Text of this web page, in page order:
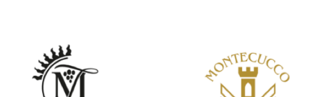
abbracciando invece i principi del Barocco: l'arte come
meraviglia, l'ostentazione della tecnica e la ricerca del
sorprendente. Marino visse in un'epoca di grandi